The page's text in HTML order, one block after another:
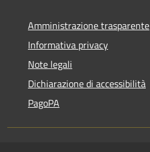
Amministrazione trasparente
Informativa privacy
Note legali
Dichiarazione di accessibilità
PagoPA